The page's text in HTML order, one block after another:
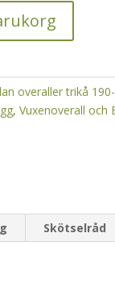
overaller trikå 190-
,Vuxenoverall och
Skötselråd